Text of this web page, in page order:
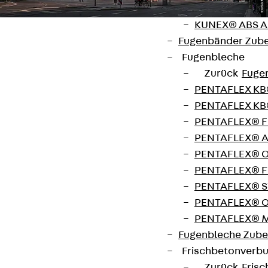
KUNEX®
KUNEX® ABS
Fugenbänder
Fugenbleche
Zurück
PENTAFLEX
PENTAFLEX
PENTAFLEX®
PENTAFLEX®
PENTAFLEX®
PENTAFLEX®
PENTAFLEX®
PENTAFLEX®
PENTAFLEX®
Fugenbleche
Katholische Propsteipfarrei St. Trinitatis in Leipzig
F.X. Rauch GmbH & Co. KG, Leipzig